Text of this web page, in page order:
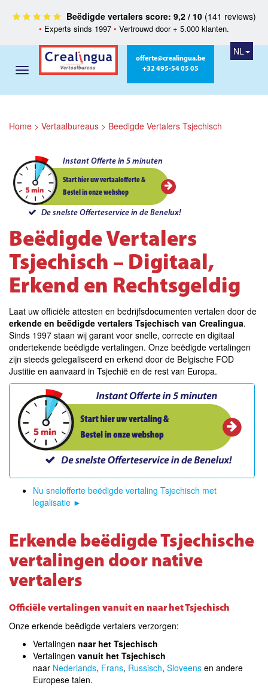
Beëdigde vertalers score: 9,2 / 10(141 reviews)
• Experts sinds 1997 • Vertrouwd door + 5.000 klanten.
offerte@crealingua.be
+32 495-54 05 05
NL
Home > Vertaalbureaus > Beedigde Vertalers Tsjechisch
Instant Offerte in 5 minuten
Start hier uw vertaalofferte &
Bestel in onze webshop
De snelste Offerteservice in de Benelux!
Beëdigde Vertalers
Tsjechisch – Digitaal,
Erkend en Rechtsgeldig
Laat uw officiële attesten en bedrijfsdocumenten vertalen door de
erkende en beëdigde vertalers Tsjechisch van Crealingua.
Sinds 1997 staan wij garant voor snelle, correcte en digitaal
ondertekende beëdigde vertalingen. Onze beëdigde vertalingen
zijn steeds gelegaliseerd en erkend door de Belgische FOD
Justitie en aanvaard in Tsjechië en de rest van Europa.
Nu snelofferte beëdigde vertaling Tsjechisch met
legalisatie ►
Erkende beëdigde Tsjechische
vertalingen door native
vertalers
Officiële vertalingen vanuit en naar het Tsjechisch
Onze erkende beëdigde vertalers verzorgen:
Vertalingen naar het Tsjechisch
Vertalingen vanuit het Tsjechisch
naar Nederlands, Frans, Russisch, Sloveens en andere
Europese talen.